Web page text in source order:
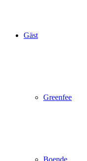
Gäst
Greenfee
Boende